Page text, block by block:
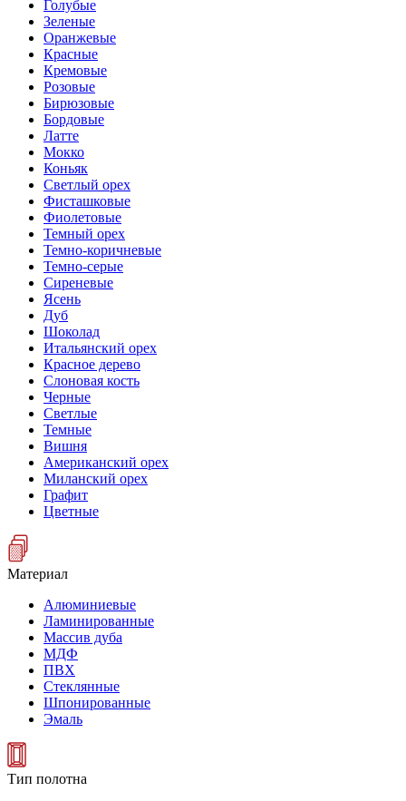
Голубые
Зеленые
Оранжевые
Красные
Кремовые
Розовые
Бирюзовые
Бордовые
Латте
Мокко
Коньяк
Светлый орех
Фисташковые
Фиолетовые
Темный орех
Темно-коричневые
Темно-серые
Сиреневые
Ясень
Дуб
Шоколад
Итальянский орех
Красное дерево
Слоновая кость
Черные
Светлые
Темные
Вишня
Американский орех
Миланский орех
Графит
Цветные
Материал
Алюминиевые
Ламинированные
Массив дуба
МДФ
ПВХ
Стеклянные
Шпонированные
Эмаль
Тип полотна